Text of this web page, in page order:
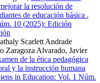
la resolución de
de educación básica ,
10 (2025): Edición
Scarlett Andrade
Zaragoza Alvarado, Javier
de la ética pedagógica
y la instrucción humana
in Education: Vol. 1 Núm.